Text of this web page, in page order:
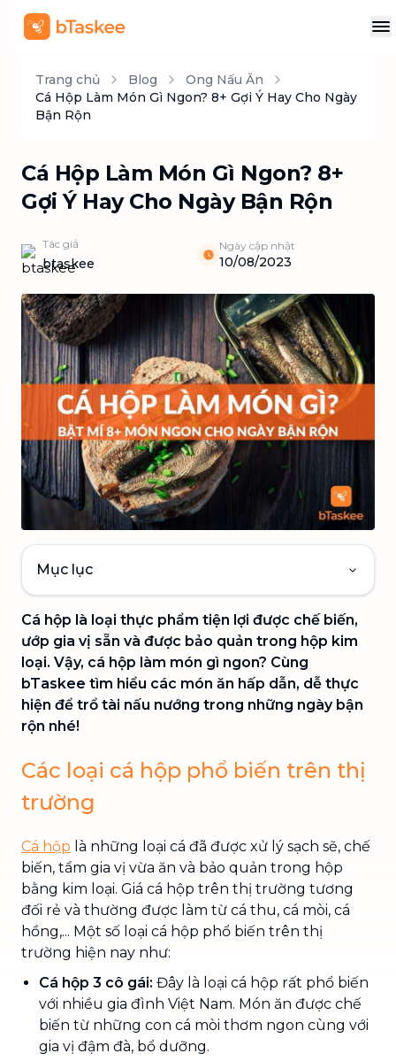
Trang chủ Blog
Ong Nấu Ăn
Cá Hộp Làm Món Gì Ngon? 8+ Gợi Ý Hay Cho Ngày
Bận Rộn
Cá Hộp Làm Món Gì Ngon? 8+
Gợi Ý Hay Cho Ngày Bận Rộn
Tác giả
btaskee
Ngày cập nhật
10/08/2023
Mục lục
Cá hộp là loại thực phẩm tiện lợi được chế biến,
ướp gia vị sẵn và được bảo quản trong hộp kim
loại. Vậy, cá hộp làm món gì ngon? Cùng
bTaskee tìm hiểu các món ăn hấp dẫn, dễ thực
hiện để trổ tài nấu nướng trong những ngày bận
rộn nhé!
Các loại cá hộp phổ biến trên thị
trường
Cá hộp là những loại cá đã được xử lý sạch sẽ, chế
biến, tẩm gia vị vừa ăn và bảo quản trong hộp
bằng kim loại. Giá cá hộp trên thị trường tương
đối rẻ và thường được làm từ cá thu, cá mòi, cá
hồng,... Một số loại cá hộp phổ biến trên thị
trường hiện nay như:
Cá hộp 3 cô gái: Đây là loại cá hộp rất phổ biến
với nhiều gia đình Việt Nam. Món ăn được chế
biến từ những con cá mòi thơm ngon cùng với
gia vị đậm đà, bổ dưỡng.